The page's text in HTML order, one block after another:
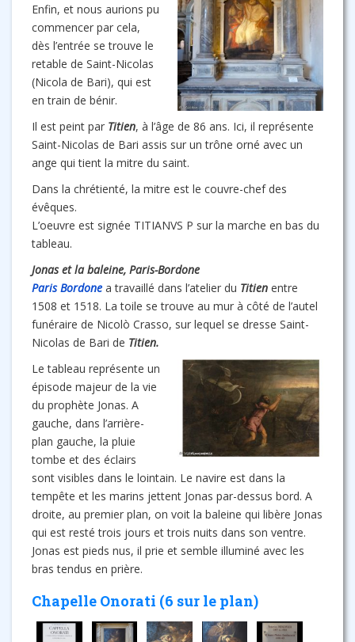
Enfin, et nous aurions pu
commencer par cela,
dès l’entrée se trouve le
retable de Saint-Nicolas
(Nicola de Bari), qui est
en train de bénir.
Il est peint par Titien, à l’âge de 86 ans. Ici, il représente
Saint-Nicolas de Bari assis sur un trône orné avec un
ange qui tient la mitre du saint.
Dans la chrétienté, la mitre est le couvre-chef des
évêques.
L’oeuvre est signée TITIANVS P sur la marche en bas du
tableau.
Jonas et la baleine, Paris-Bordone
Paris Bordone a travaillé dans l’atelier du Titien entre
1508 et 1518. La toile se trouve au mur à côté de l’autel
funéraire de Nicolò Crasso, sur lequel se dresse Saint-
Nicolas de Bari de Titien.
Le tableau représente un
épisode majeur de la vie
du prophète Jonas. A
gauche, dans l’arrière-
plan gauche, la pluie
tombe et des éclairs
sont visibles dans le lointain. Le navire est dans la
tempête et les marins jettent Jonas par-dessus bord. A
droite, au premier plan, on voit la baleine qui libère Jonas
qui est resté trois jours et trois nuits dans son ventre.
Jonas est pieds nus, il prie et semble illuminé avec les
bras tendus en prière.
Chapelle Onorati (6 sur le plan)